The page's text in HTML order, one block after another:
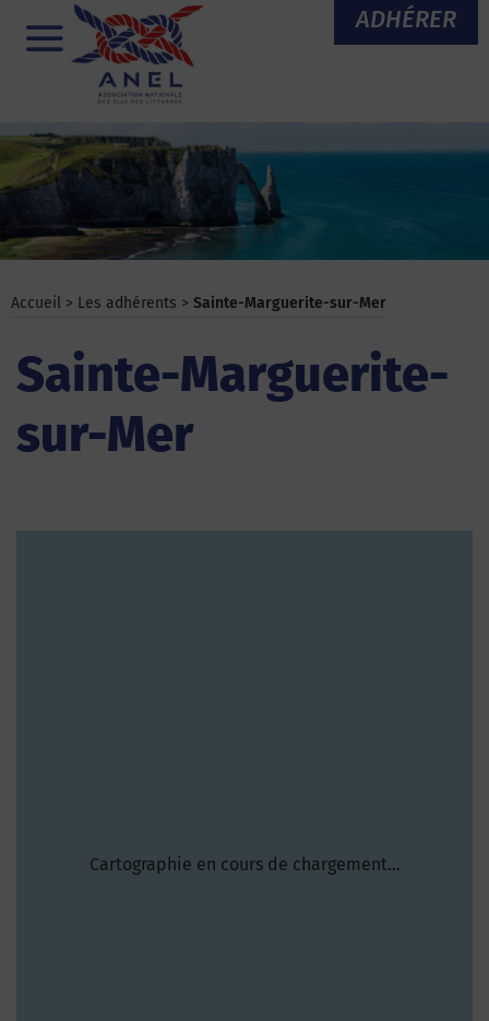
ADHÉRER
Menu
Accueil > Les adhérents > Sainte-Marguerite-sur-Mer
Sainte-Marguerite-
sur-Mer
Cartographie en cours de chargement...